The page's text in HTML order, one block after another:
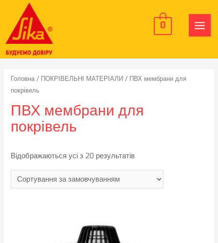
0
MAIN
Головна / ПОКРІВЕЛЬНІ МАТЕРІАЛИ / ПВХ мембрани для
покрівель
ПВХ мембрани для
покрівель
Відображаються усі з 20 результатів